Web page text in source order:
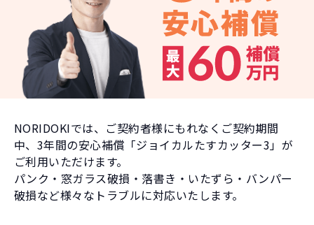
NORIDOKIでは、ご契約者様にもれなくご契約期間
中、 3年間の安心補償「ジョイカルたすカッター3」が
ご利用いただけます。
パンク・窓ガラス破損・落書き・いたずら・バンパー
破損など様々なトラブルに対応いたします。